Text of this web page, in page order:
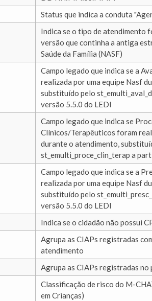
Status que indica a conduta
Indica se o tipo de atendimento
versão que continha a antiga
Saúde da Família (NASF)
Campo legado que indica se a
realizada por uma equipe Nasf
substituído pelo
versão 5.5.0 do LEDI
Campo legado que indica se
Clínicos/Terapêuticos foram
durante o atendimento,
st_emulti_proce_clin_terap a
Campo legado que indica se a
realizada por uma equipe Nasf
substituído pelo
versão 5.5.0 do LEDI
Indica se o cidadão não possui
Agrupa as CIAPs registradas
atendimento
Agrupa as CIAPs registradas no
Classificação de risco do M-
em Crianças)